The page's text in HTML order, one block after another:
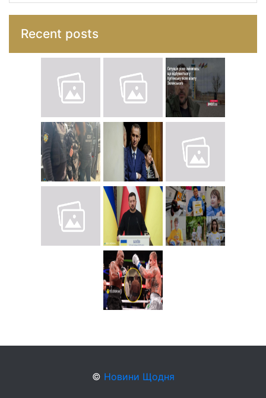
Recent posts
© Новини Щодня